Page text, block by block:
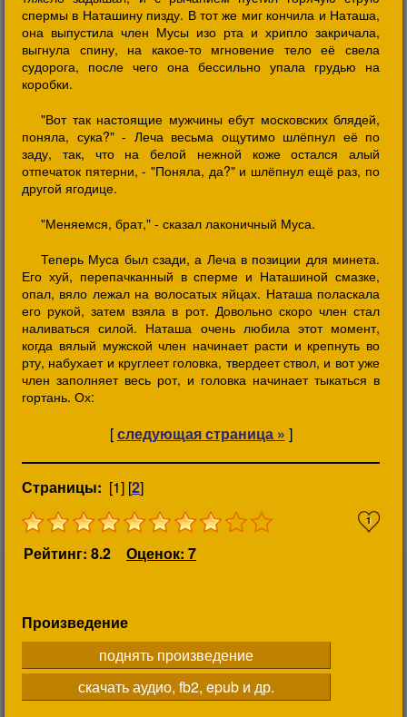
спермы в Наташину пизду. В тот же миг кончила и Наташа,
она выпустила член Мусы изо рта и хрипло закричала,
выгнула спину, на какое-то мгновение тело её свела
судорога, после чего она бессильно упала грудью на
коробки.
"Вот так настоящие мужчины ебут московских блядей,
поняла, сука?" - Леча весьма ощутимо шлёпнул её по
заду, так, что на белой нежной коже остался алый
отпечаток пятерни, - "Поняла, да?" и шлёпнул ещё раз, по
другой ягодице.
"Меняемся, брат," - сказал лаконичный Муса.
Теперь Муса был сзади, а Леча в позиции для минета.
Его хуй, перепачканный в сперме и Наташиной смазке,
опал, вяло лежал на волосатых яйцах. Наташа поласкала
его рукой, затем взяла в рот. Довольно скоро член стал
наливаться силой. Наташа очень любила этот момент,
когда вялый мужской член начинает расти и крепнуть во
рту, набухает и круглеет головка, твердеет ствол, и вот уже
член заполняет весь рот, и головка начинает тыкаться в
гортань. Ох:
[следующая страница » ]
Страницы: [1] [2]
1
Рейтинг: 8.2 Оценок: 7
Произведение
поднять произведение
скачать аудио, fb2, epub и др.